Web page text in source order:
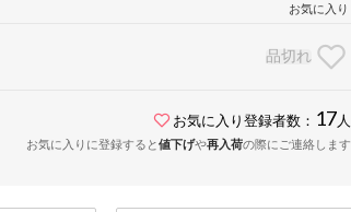
お気に入り
品切れ
お気に入り登録者数： 17 人
お気に入りに登録すると値下げや再入荷の際にご連絡します